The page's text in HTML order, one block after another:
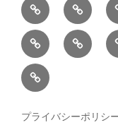
グ
シ
ー
ポ
リ
シ
ン
グ
ペ
コ
バ
ッ
グ
（定
品
器
入
れ
㉘
カ
ー
テ
ン
㉙
ク
ッ
シ
カ
事
業
者
概
要
伝
言
Ｓ
Ｎ
Ｓ
プライバシーポリシ